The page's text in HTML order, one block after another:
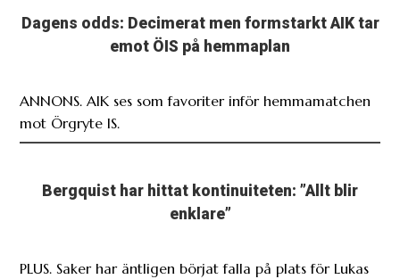
Dagens odds: Decimerat men formstarkt AIK tar
emot ÖIS på hemmaplan
ANNONS. AIK ses som favoriter inför hemmamatchen
mot Örgryte IS.
Bergquist har hittat kontinuiteten: ”Allt blir
enklare”
PLUS. Saker har äntligen börjat falla på plats för Lukas